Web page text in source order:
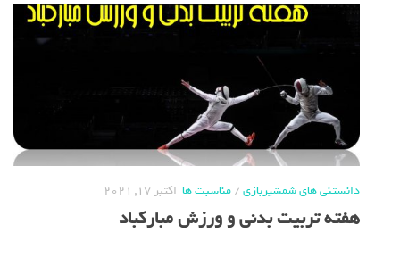
دانستنی های شمشیربازی/مناسبت ها اکتبر 17, 2021
هفته تربیت بدنی و ورزش مبارکباد